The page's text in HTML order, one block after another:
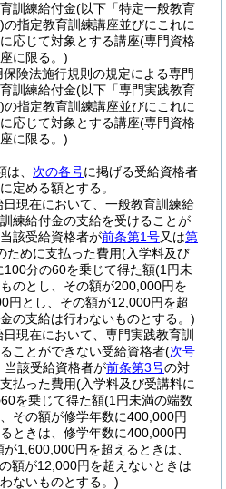
訓練給付金(以下「特定一般教育
の指定教育訓練講座並びにこれに
応じて対象とする講座(専門資格
に限る。)
険法施行規則の規定による専門
訓練給付金(以下「専門実践教育
の指定教育訓練講座並びにこれに
応じて対象とする講座(専門資格
に限る。)
、 次の各号に掲げる受給資格者
に定める額とする。
現在において、一般教育訓練給
練給付金の支給を受けることが
該受給資格者が前条第1号又は第
ために支払った費用(入学料及び
100分の60を乗じて得た額(1円未
のとし、その額が200,000円を
円とし、その額が12,000円を超
の支給は行わないものとする。)
現在において、専門実践教育訓
ことができない受給資格者(次号
当該受給資格者が前条第3号の対
払った費用(入学料及び受講料に
を乗じて得た額(1円未満の端数
その額が修学年数に400,000円
ときは、修学年数に400,000円
が1,600,000円を超えるときは、
額が12,000円を超えないときは
ないものとする。)